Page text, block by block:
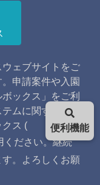
ェブサイトをご
申請案件や入園
ックス」をご利
ムに関するご意
クス (
ください。継続
。よろしくお願
便利機能